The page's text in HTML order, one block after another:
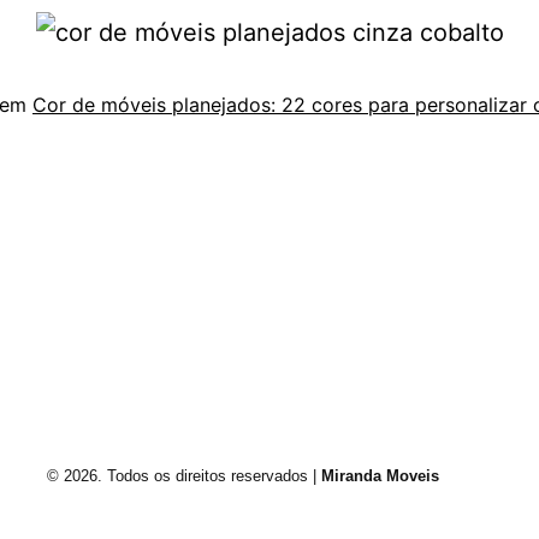
Cor de móveis planejados: 22 cores para personalizar
© 2026. Todos os direitos reservados | Miranda Moveis